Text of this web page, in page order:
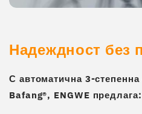
Надеждност без
С автоматична 3-
Bafang®, ENGWE предлага: